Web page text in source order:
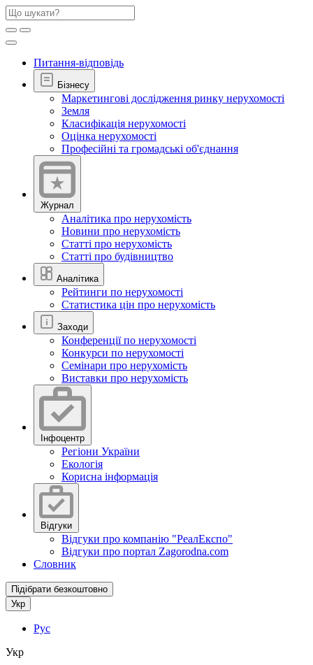
Питання-відповідь
Бізнесу
Маркетингові дослідження ринку нерухомості
Земля
Класифікація нерухомості
Оцінка нерухомості
Професійні та громадські об'єднання
Журнал
Аналітика про нерухомість
Новини про нерухомість
Статті про нерухомість
Статті про будівництво
Аналітика
Рейтинги по нерухомості
Статистика цін про нерухомість
Заходи
Конференції по нерухомості
Конкурси по нерухомості
Семінари про нерухомість
Виставки про нерухомість
Інфоцентр
Регіони України
Екологія
Корисна інформація
Відгуки
Відгуки про компанію "РеалЕкспо"
Відгуки про портал Zagorodna.com
Словник
Підібрати безкоштовно
Укр
Рус
Укр